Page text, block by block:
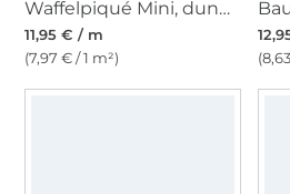
Waffelpiqué Mini, dunkel altrosa
11,95 € / m
(7,97 € / 1 m²)